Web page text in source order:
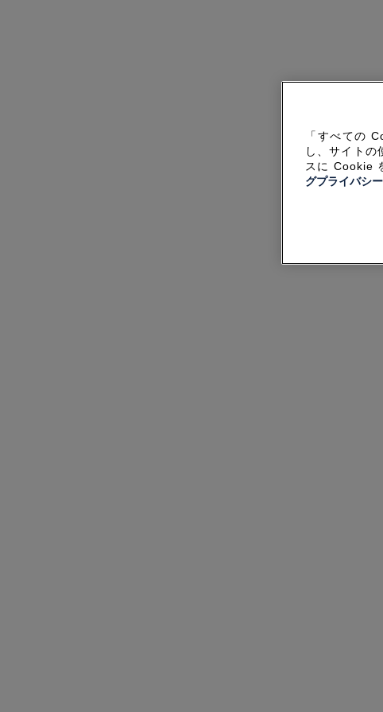
「すべての
し、サイトの
スに Cookie
グプライバシ